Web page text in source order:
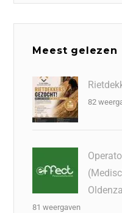
Meest gelezen
82
81 weergaven